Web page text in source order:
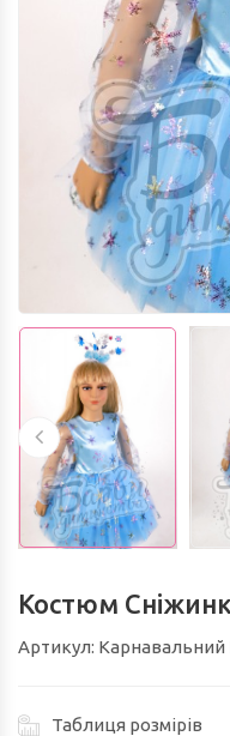
ТА МУЛЬТПЕРСОНАЖІВ
НАЦІОНАЛЬНІ
ПРОФЕСІЇ ТА ІНШЕ
ХЕЛЛОВІН (М.ЛЬВІВ)
НОВОРІЧНІ ТА РІЗДВЯНІ
КАРНАВАЛЬНІ
МОРСЬКЕ ЦАРСТВО
ШКОЛА / СВЯТО
... (М.ЛЬВІВ)
КОСТЮМИ CТИЛЯГ,
Костюм
Артикул:
Таблиця розмірів